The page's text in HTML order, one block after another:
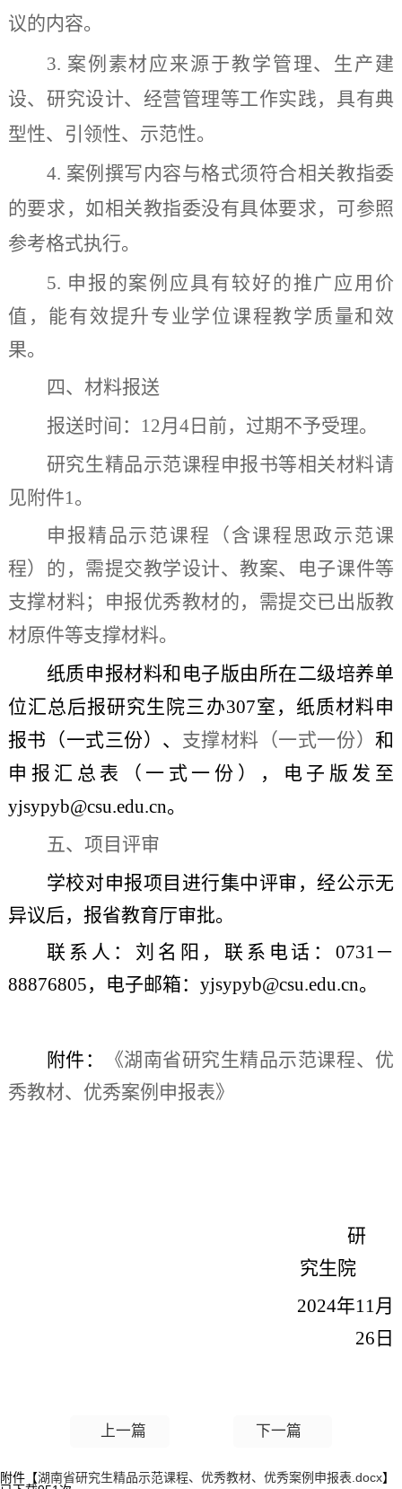
议的内容。
3. 案例素材应来源于教学管理、生产建
设、研究设计、经营管理等工作实践，具有典
型性、引领性、示范性。
4. 案例撰写内容与格式须符合相关教指委
的要求，如相关教指委没有具体要求，可参照
参考格式执行。
5. 申报的案例应具有较好的推广应用价
值，能有效提升专业学位课程教学质量和效
果。
四、 材料报送
报送时间： 12月 4日前，过期不予受理。
研究生精品示范课程申报书等相关材料请
见附件1 。
申报精品示范课程（含课程思政示范课
程）的，需提交教学设计、教案、电子课件等
支撑材料；申报优秀教材的，需提交已出版教
材原件等支撑材料。
纸质申报材料和电子版由所在二级培养单
位汇总后报研究生院三办307室，纸质材料申
报书（一式三份） 、 支撑材料（一式一份）和
申报汇总表（一式一份），电子版发至
yjsypyb@csu.edu.cn。
五、项目评审
学校对申报项目进行集中评审，经公示无
异议后， 报省教育厅审批。
联系人： 刘名阳 ，联系电话：0731－
88876805，电子邮箱：yjsypyb@csu.edu.cn。
附件： 《湖南省研究生精品示范课程、优
秀教材、优秀案例申报表》
研
究生院
2024年11月
26 日
上一篇 下一篇
附件【湖南省研究生精品示范课程、优秀教材、优秀案例申报表.docx】